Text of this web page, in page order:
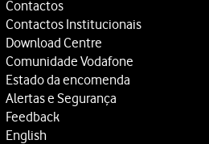
Contactos
Contactos Institucionais
Download Centre
Comunidade Vodafone
Estado da encomenda
Alertas e Segurança
Feedback
English